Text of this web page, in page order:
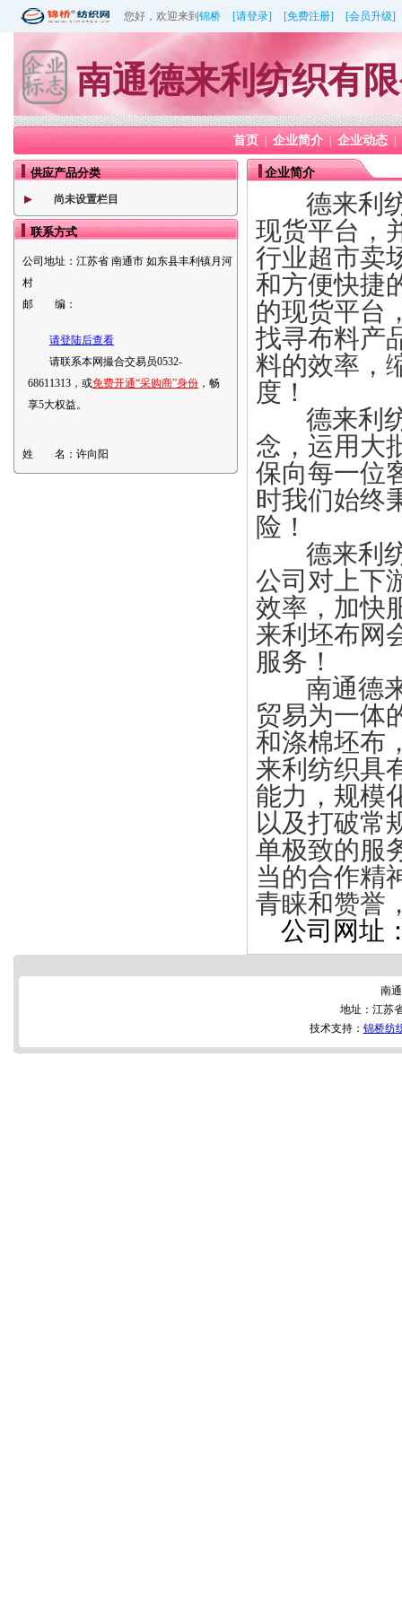
您好，欢迎来到 锦桥 [请登录] [免费注册] [会员升级]
南通德来利纺织有
首页 企业简介 企业动态
供应产品分类
尚未设置栏目
联系方式
公司地址： 江苏省 南通市 如东县丰利镇月河
村
邮 编：
请登陆后查看
请联系本网撮合交易员0532-
68611313，或免费开通“采购商”身份 ，畅
享5大权益。
姓 名： 许向阳
企业简介
德来利纺
现货平台，
行业超市卖
和方便快捷
的现货平台
找寻布料产
料的效率，
度！
德来利纺
念，运用大
保向每一位
时我们始终
险！
德来利纺
公司对上下
效率，加快
来利坯布网
服务！
南通德来
贸易为一体
和涤棉坯布
来利纺织具
能力，规模
以及打破常
单极致的服
当的合作精
青睐和赞誉
公司网址
南
地址：江苏
技术支持： 锦桥纺